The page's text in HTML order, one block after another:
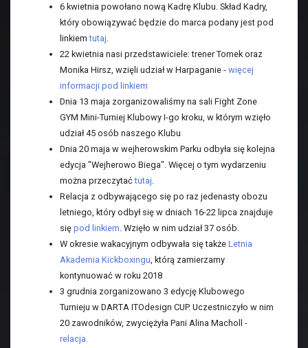
6 kwietnia powołano nową Kadrę Klubu. Skład Kadry,
który obowiązywać będzie do marca podany jest pod
linkiemtutaj
22 kwietnia nasi przedstawiciele: trener Tomek oraz
Monika Hirsz, wzięli udział w Harpaganie - więcej
informacji pod linkiem
Dnia 13 maja zorganizowaliśmy na sali Fight Zone
GYM Mini-Turniej Klubowy I-go kroku, w którym wzięło
udział 45 osób naszego Klubu
Dnia 20 maja w wejherowskim Parku odbyła się kolejna
edycja "Wejherowo Biega". Więcej o tym wydarzeniu
można przeczytaćtutaj
Relacja z odbywającego się po raz jedenasty obozu
letniego, który odbył się w dniach 16-22 lipca znajduje
się pod linkiem . Wzięło w nim udział 37 osób.
W okresie wakacyjnym odbywała się także Letnia
Akademia Kickboxingu , którą zamierzamy
kontynuować w roku 2018
3 grudnia zorganizowano 3 edycję Klubowego
Turnieju w DARTA ITOdesign CUP. Uczestniczyło w nim
20 zawodników, zwyciężyła Pani Alina Macholl -
relacja.